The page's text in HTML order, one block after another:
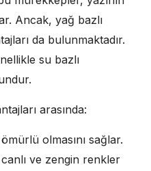
Ancak, yağ bazlı
da bulunmaktadır.
su bazlı
arasında:
olmasını sağlar.
ve zengin renkler